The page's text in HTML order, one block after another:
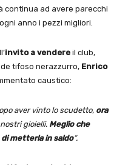
continua ad avere parecchi
ogni anno i pezzi migliori.
invito a vendere il club,
tifoso nerazzurro, Enrico
caustico:
aver vinto lo scudetto, ora
gioielli. Meglio che
metterla in saldo“.